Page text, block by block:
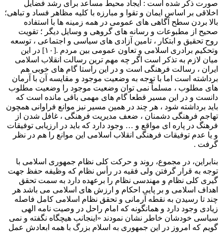
صورت ذکر شده است : ایجاد محیط مساعد برای رشد فضایل
اخلاقی بر اساس ایمان و تقوا و مبارزه با کلیه مظاهر فساد و تباهی؛
بالا بردن سطح آگاهی های عمومی در همه زمینه ها با استفاده
صحیح از مطبوعات و رسانه های گروهی و وسایل دیگر ؛ تقویت
روح تحقیق و ابتکار ، تامین آزادی های سیاسی و اجتماعی ، توسعه
وتحکیم برادری اسلامی و تعاون عمومی بین مردم .[۱۰] در این
میان لازم به تذکر است اگر چه مهم ترین رسالت انقلاب اسلامی
ایران ، رسالت فرهنگی است و در این راستا گام های خوبی هم
برداشته است اما با توجه به وضعیت موجود و مقایسه آن با آرمان
های مطلوب ، مسلماً نمی توان وضعیت موجود را وضعیت مطلوب
دانست و در این مسیر قطعا گام های مهمی باقی مانده است که
باید برداشته شود ، هر چند در همین مسیر نیز موانع فراوانی همچون
تهاجم فرهنگی دشمنان ، ضعف مدیریت فرهنگی ، غافل شدن از
فرهنگ در پاره ای مواقع و … وجود دارد که باید در ارزیابی توفیقات
و یا عدم توفیقات فرهنگی انقلاب اسلامی این موانع را هم در نظر
گرفت .
بنابراین، در مجموع، روند و حرکت کلی نظام جمهوری اسلامی با
توجه به قرار گرفتن ولی فقیه در رأس نظام که وظیفه حفظ جهت
گیری کلی نظام و مهندسی نظام را برعهده دارد به سمت تحقق
اهداف اسلامی و بر پایی احکام و ارزش های اسلامی می باشد هر
چند تا رسیدن به نقطه آرمانی و تحقق نظام اسلامی کامل فاصله
زیادی وجود دارد و همانگونه که امام راحل در وصیت نامه الهی
سیاسی خودشان خاطر نشان نمودند «اینجانب هیچگاه نگفته و نمی
گویم که امروز در این جمهوری به اسلام بزرگ با همه ابعادش عمل